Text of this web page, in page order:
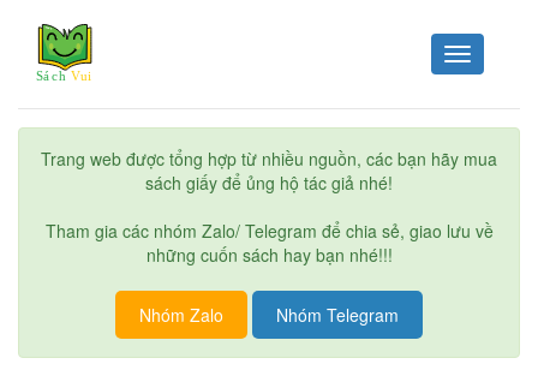
Toggle
navigation
Trang web được tổng hợp từ nhiều nguồn, các bạn hãy mua
sách giấy để ủng hộ tác giả nhé!
Tham gia các nhóm Zalo/ Telegram để chia sẻ, giao lưu về
những cuốn sách hay bạn nhé!!!
Nhóm Zalo Nhóm Telegram